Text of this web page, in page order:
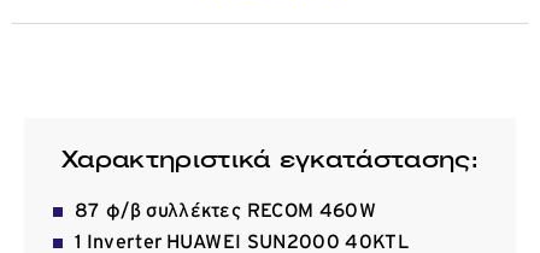
Επικοινωνία
Χαρακτηριστικά εγκατάστασης:
87 φ/β συλλέκτες RECOM 460W
1 Inverter HUAWEI SUN2000 40KTL